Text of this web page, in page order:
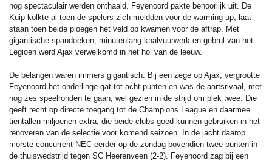
nog spectaculair werden onthaald. Feyenoord pakte behoorlijk uit. De
Kuip kolkte al toen de spelers zich meldden voor de warming-up, laat
staan toen beide ploegen het veld op kwamen voor de aftrap. Met
gigantische spandoeken, minutenlang knalvuurwerk en gebrul van het
Legioen werd Ajax verwelkomd in het hol van de leeuw.
De belangen waren immers gigantisch. Bij een zege op Ajax, vergrootte
Feyenoord het onderlinge gat tot acht punten en was de aartsrivaal, met
nog zes speelronden te gaan, wel gezien in de strijd om plek twee. Die
geeft recht op directe toegang tot de Champions League en daarmee
tientallen miljoenen extra, die beide clubs goed kunnen gebruiken in het
renoveren van de selectie voor komend seizoen. In de jacht daarop
morste concurrent NEC eerder op de zondag bovendien twee punten in
de thuiswedstrijd tegen SC Heerenveen (2-2). Feyenoord zag bij een